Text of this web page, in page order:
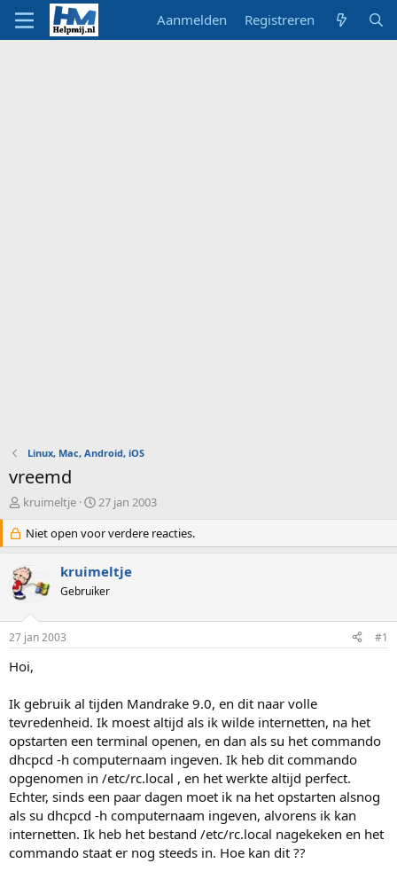
Aanmelden Registreren
Linux, Mac, Android, iOS
vreemd
O
d
e
r
w
e
p
s
t
a
t
e
r
kruimeltje
S
a
r
d
a
m
27 jan 2003
Niet open voor verdere reacties.
kruimeltje
Gebruiker
27 jan 2003 #1
Hoi,
Ik gebruik al tijden Mandrake 9.0, en dit naar volle
tevredenheid. Ik moest altijd als ik wilde internetten, na het
opstarten een terminal openen, en dan als su het commando
dhcpcd -h computernaam ingeven. Ik heb dit commando
opgenomen in /etc/rc.local , en het werkte altijd perfect.
Echter, sinds een paar dagen moet ik na het opstarten alsnog
als su dhcpcd -h computernaam ingeven, alvorens ik kan
internetten. Ik heb het bestand /etc/rc.local nagekeken en het
commando staat er nog steeds in. Hoe kan dit ??